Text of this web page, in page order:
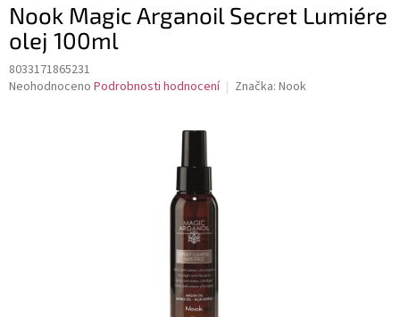
Nook Magic Arganoil Secret Lumiére
olej 100ml
8033171865231
Průměrné
Neohodnoceno Podrobnosti hodnocení Značka: Nook